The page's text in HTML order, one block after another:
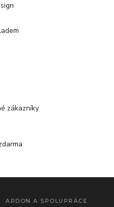
zákazníky
ARDON A SPOLUPRÁCE